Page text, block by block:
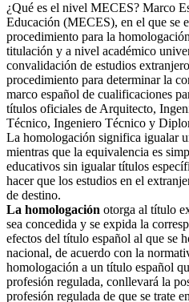
¿Qué es el nivel MECES? Marco
Educación (MECES), en el que se
procedimiento para la
titulación y a nivel académico
convalidación de estudios
procedimiento para determinar la
marco español de cualificaciones
títulos oficiales de Arquitecto,
Técnico, Ingeniero Técnico y
La homologación significa igualar
mientras que la equivalencia es
educativos sin igualar títulos
hacer que los estudios en el
de destino.
La homologación otorga al título
sea concedida y se expida la
efectos del título español al que se
nacional, de acuerdo con la
homologación a un título español
profesión regulada, conllevará la
profesión regulada de que se trate